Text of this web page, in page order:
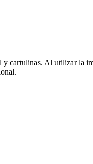
y cartulinas. Al utilizar la